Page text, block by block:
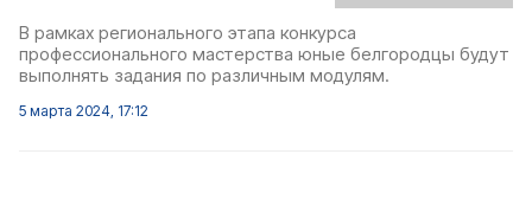
В рамках регионального этапа конкурса
профессионального мастерства юные белгородцы будут
выполнять задания по различным модулям.
5 марта 2024, 17:12